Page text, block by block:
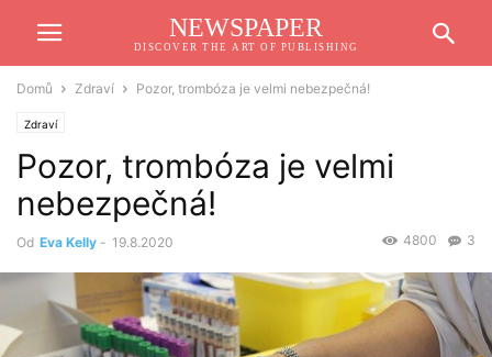
NEWSPAPER
DISCOVER THE ART OF PUBLISHING
Domů Zdraví Pozor, trombóza je velmi nebezpečná!
Zdraví
Pozor, trombóza je velmi
nebezpečná!
Od Eva Kelly - 19.8.2020 3
4800